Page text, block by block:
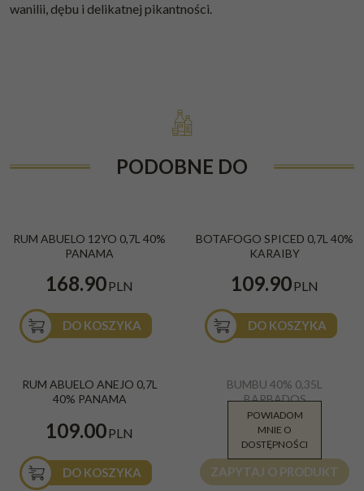
wanilii, dębu i delikatnej pikantności.
PODOBNE DO
RUM ABUELO 12YO 0,7L 40%
PANAMA
168.90PLN
DO KOSZYKA
BOTAFOGO SPICED 0,7L 40%
KARAIBY
109.90PLN
DO KOSZYKA
RUM ABUELO ANEJO 0,7L
40% PANAMA
109.00PLN
DO KOSZYKA
BUMBU 40% 0,35L
BARBADOS
99.90PLN
ZAPYTAJ O PRODUKT
POWIADOM
MNIE O
DOSTĘPNOŚCI